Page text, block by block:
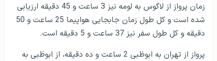
زمان پرواز از لاگوس به لومه نیز 3 ساعت و 45 دقیقه ارزیابی
شده است و کل طول زمان جابجایی هواپیما 25 ساعت و 50
دقیقه و کل طول سفر نیز 37 ساعت و 5 دقیقه است.
پرواز از تهران به ابوظبی 2 ساعت و ده دقیقه، از ابوظبی به